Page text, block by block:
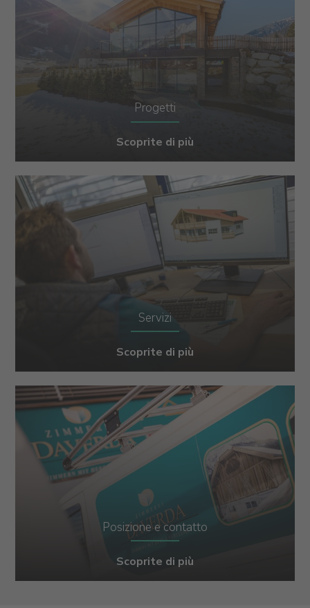
Progetti
Scoprite di più
Servizi
Scoprite di più
Posizione e contatto
Scoprite di più